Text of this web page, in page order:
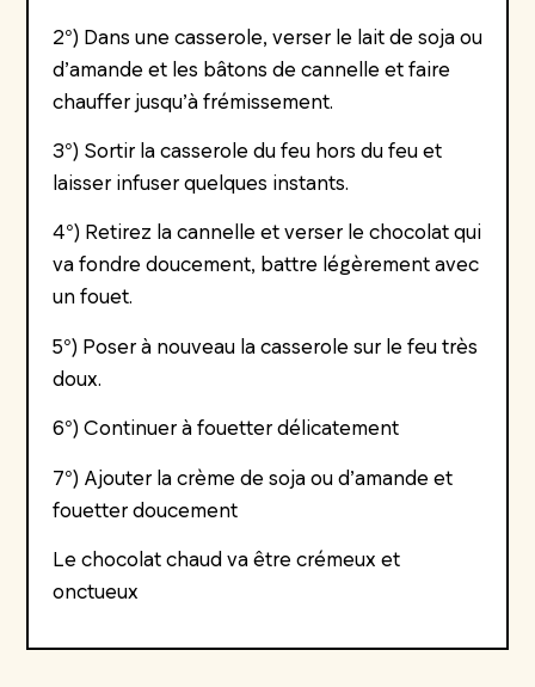
2°) Dans une casserole, verser le lait de soja ou
d’amande et les bâtons de cannelle et faire
chauffer jusqu’à frémissement.
3°) Sortir la casserole du feu hors du feu et
laisser infuser quelques instants.
4°) Retirez la cannelle et verser le chocolat qui
va fondre doucement, battre légèrement avec
un fouet.
5°) Poser à nouveau la casserole sur le feu très
doux.
6°) Continuer à fouetter délicatement
7°) Ajouter la crème de soja ou d’amande et
fouetter doucement
Le chocolat chaud va être crémeux et
onctueux